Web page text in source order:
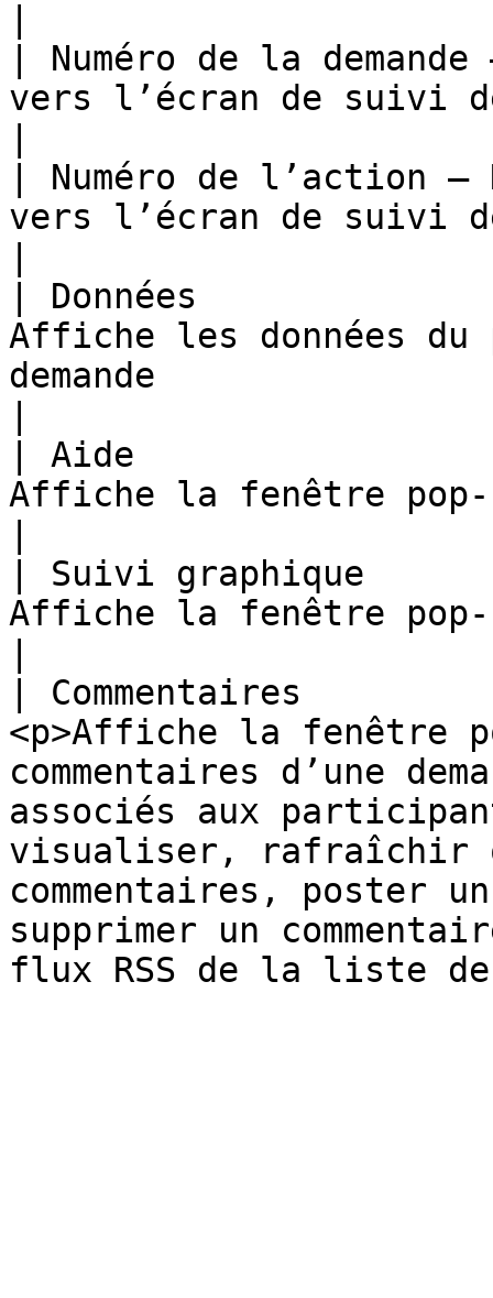
| Numéro de la
vers l’écran de suivi
| Numéro de l’action
vers l’écran de suivi
| Données
Affiche les données du
demande
| Aide
Affiche la fenêtre pop-
| Suivi
Affiche la fenêtre
| Commentaires
<p>Affiche la fenêtre
commentaires d’une
associés aux
visualiser,
commentaires, poster
supprimer un